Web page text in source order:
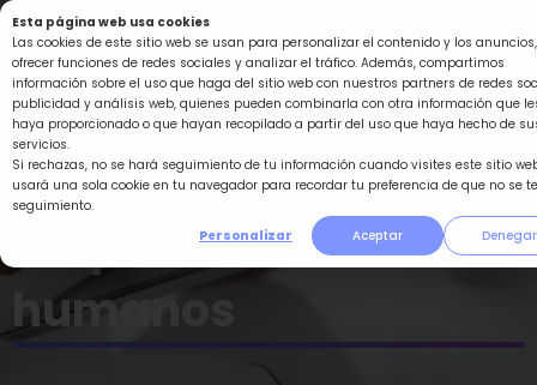
Esta página web usa cookies
Las cookies de este sitio web se usan para personalizar el contenido y los anuncios,
ofrecer funciones de redes sociales y analizar el tráfico. Además, compartimos
información sobre el uso que haga del sitio web con nuestros partners de redes
publicidad y análisis web, quienes pueden combinarla con otra información que
haya proporcionado o que hayan recopilado a partir del uso que haya hecho de
servicios.
Si rechazas, no se hará seguimiento de tu información cuando visites este sitio
usará una sola cookie en tu navegador para recordar tu preferencia de que no se
seguimiento.
Personalizar
Aceptar Denegar
Ir
al
contenido
Lo que nos hace
humanos